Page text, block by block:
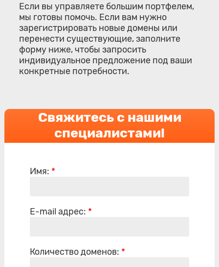
Если вы управляете большим портфелем,
мы готовы помочь. Если вам нужно
зарегистрировать новые домены или
перенести существующие, заполните
форму ниже, чтобы запросить
индивидуальное предложение под ваши
конкретные потребности.
Свяжитесь с нашими
специалистами!
Имя: *
E-mail адрес: *
Количество доменов: *